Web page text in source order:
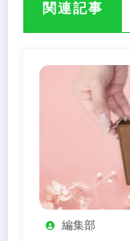
関連記事
編集部